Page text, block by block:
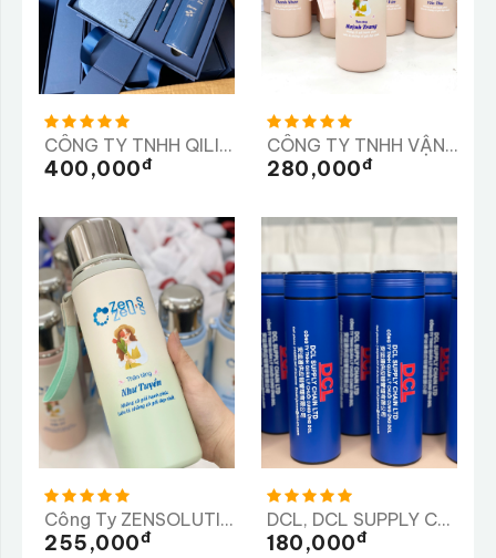
CÔNG TY TNHH QILII, CÔNG Y TNHH SX TM VÀ DV XYTASO
400,000Đ
CÔNG TY TNHH VẬN TẢI VÀ XÂY DỰNG TRÀ MY
280,000Đ
Công Ty ZENSOLUTION
255,000Đ
DCL, DCL SUPPLY CHAIN LTD, Công Ty TNHH Quản Lý Chuỗi Cung Ứng DCL
180,000Đ